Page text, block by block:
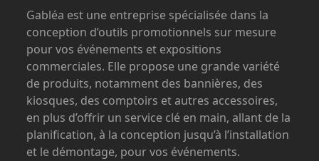
Gabléa est une entreprise spécialisée dans la
conception d’outils promotionnels sur mesure
pour vos événements et expositions
commerciales. Elle propose une grande variété
de produits, notamment des bannières, des
kiosques, des comptoirs et autres accessoires,
en plus d’offrir un service clé en main, allant de la
planification, à la conception jusqu’à l’installation
et le démontage, pour vos événements.